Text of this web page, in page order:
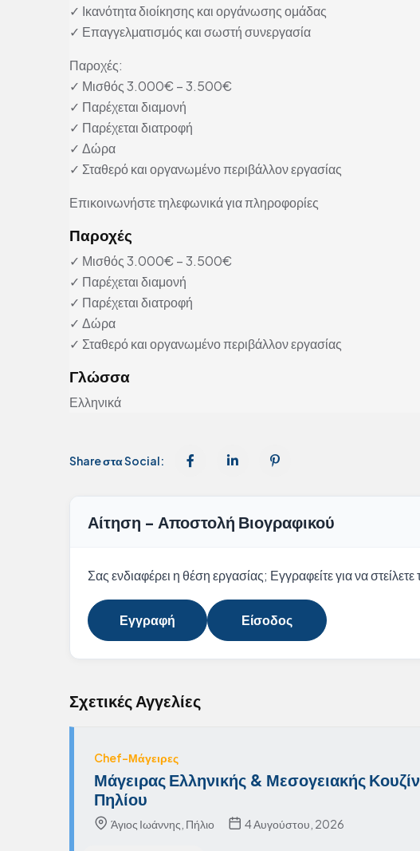
✓ Ικανότητα διοίκησης και οργάνωσης ομάδας
✓ Επαγγελματισμός και σωστή συνεργασία
Παροχές:
✓ Μισθός 3.000€ – 3.500€
✓ Παρέχεται διαμονή
✓ Παρέχεται διατροφή
✓ Δώρα
✓ Σταθερό και οργανωμένο περιβάλλον εργασίας
Επικοινωνήστε τηλεφωνικά για πληροφορίες
Παροχές
✓ Μισθός 3.000€ – 3.500€
✓ Παρέχεται διαμονή
✓ Παρέχεται διατροφή
✓ Δώρα
✓ Σταθερό και οργανωμένο περιβάλλον εργασίας
Γλώσσα
Ελληνικά
Share στα Social:
Αίτηση - Αποστολή Βιογραφικού
Σας ενδιαφέρει η θέση εργασίας; Εγγραφείτε για να
Εγγραφή Είσοδος
Σχετικές Αγγελίες
Chef-Μάγειρες
Μάγειρας Ελληνικής & Μεσογειακής
Πηλίου
Άγιος Ιωάννης, Πήλιο 4 Αυγούστου, 2026